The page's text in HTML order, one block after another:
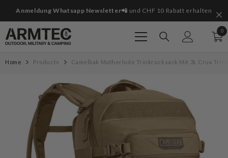
Anmeldung Whatsapp Newsletter📲 und CHF 10 Rabatt erhalten
00
Home Products Camelbak Motherlode Trinkrucksack Mit 3L Crux